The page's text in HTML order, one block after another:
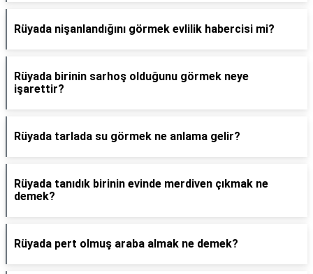
Rüyada nişanlandığını görmek evlilik habercisi mi?
Rüyada birinin sarhoş olduğunu görmek neye
işarettir?
Rüyada tarlada su görmek ne anlama gelir?
Rüyada tanıdık birinin evinde merdiven çıkmak ne
demek?
Rüyada pert olmuş araba almak ne demek?